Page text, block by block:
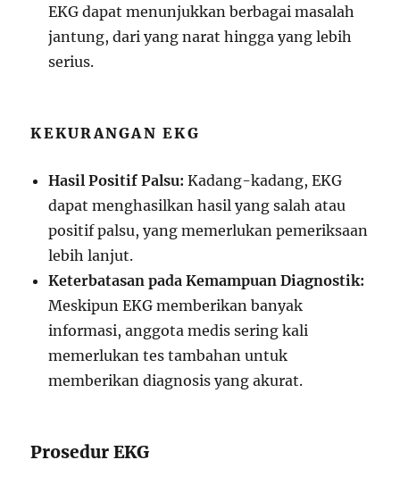
EKG dapat menunjukkan berbagai masalah
jantung, dari yang narat hingga yang lebih
serius.
KEKURANGAN EKG
Hasil Positif Palsu: Kadang-kadang, EKG
dapat menghasilkan hasil yang salah atau
positif palsu, yang memerlukan pemeriksaan
lebih lanjut.
Keterbatasan pada Kemampuan Diagnostik:
Meskipun EKG memberikan banyak
informasi, anggota medis sering kali
memerlukan tes tambahan untuk
memberikan diagnosis yang akurat.
Prosedur EKG